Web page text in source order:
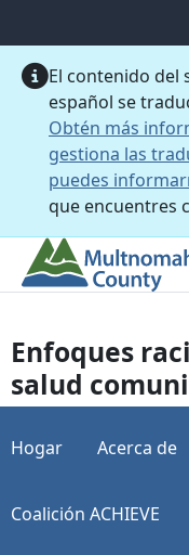
El contenido del
español se
Obtén más
gestiona las
puedes
que encuentres
Enfoques
salud
Hogar Acerca de
Coalición ACHIEVE